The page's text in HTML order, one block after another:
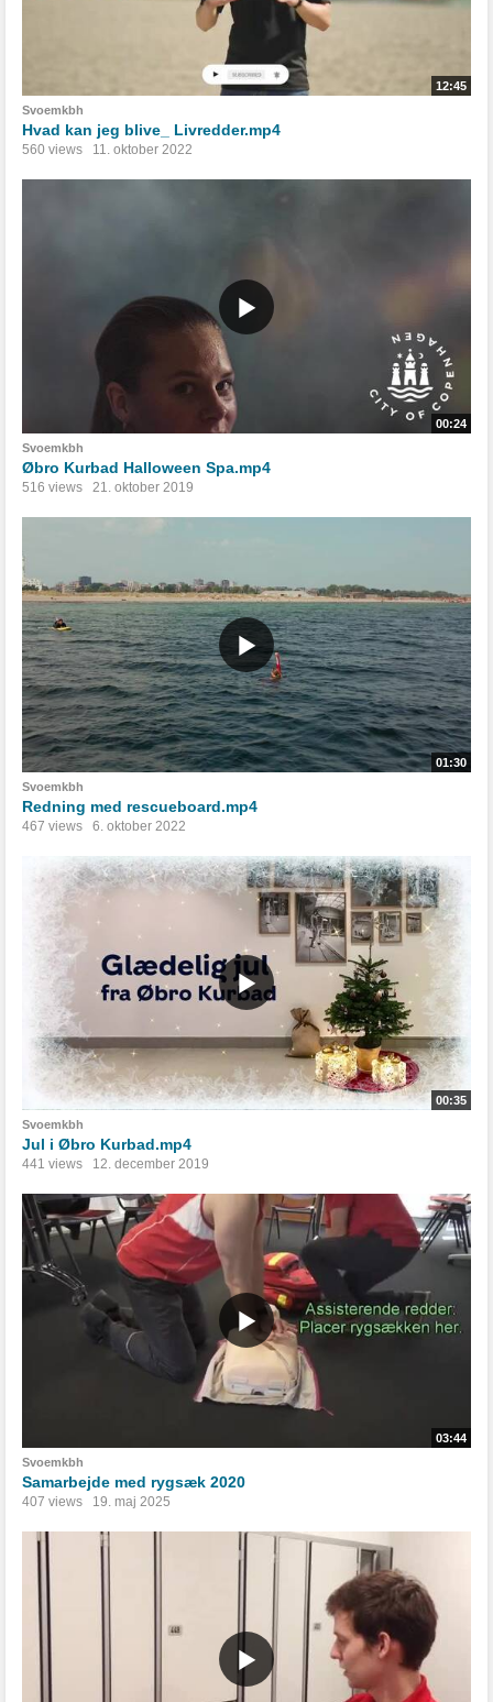
12:45
Svoemkbh
Hvad kan jeg blive_ Livredder.mp4
560 views 11. oktober 2022
00:24
Svoemkbh
Øbro Kurbad Halloween Spa.mp4
516 views 21. oktober 2019
01:30
Svoemkbh
Redning med rescueboard.mp4
467 views 6. oktober 2022
00:35
Svoemkbh
Jul i Øbro Kurbad.mp4
441 views 12. december 2019
03:44
Svoemkbh
Samarbejde med rygsæk 2020
407 views 19. maj 2025